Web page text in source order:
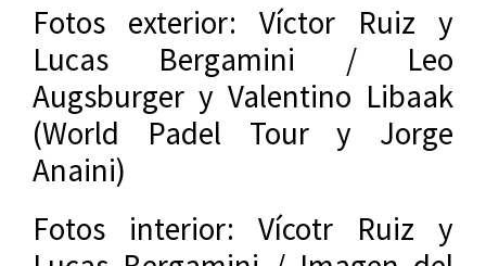
Fotos exterior: Víctor Ruiz y
Lucas Bergamini / Leo
Augsburger y Valentino Libaak
(World Padel Tour y Jorge
Anaini)
Fotos interior: Vícotr Ruiz y